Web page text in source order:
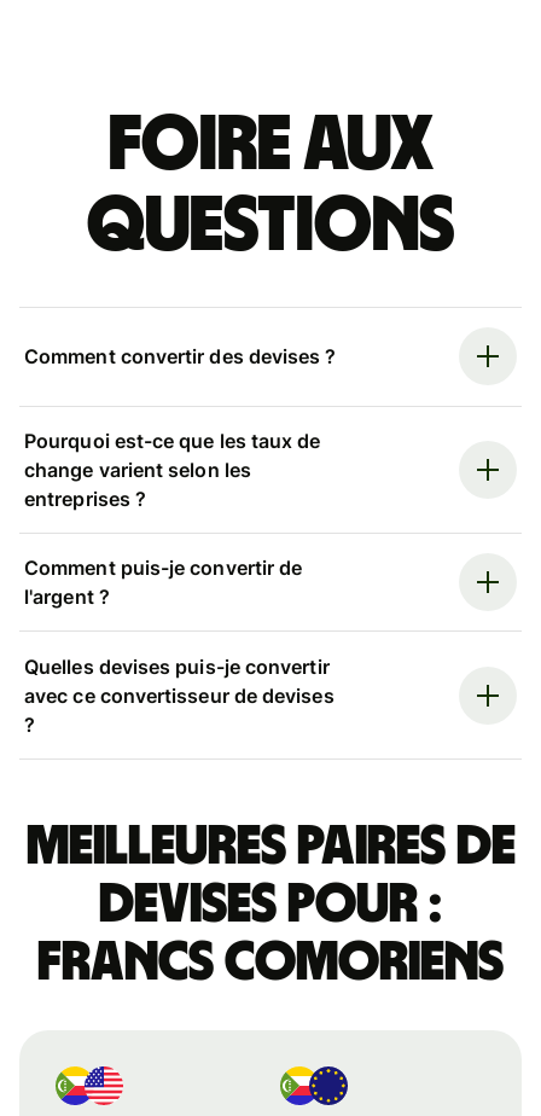
Foire aux
questions
Comment convertir des devises ?
Pourquoi est-ce que les taux de
change varient selon les
entreprises ?
Comment puis-je convertir de
l'argent ?
Quelles devises puis-je convertir
avec ce convertisseur de devises
?
Meilleures paires de
devises pour :
francs comoriens